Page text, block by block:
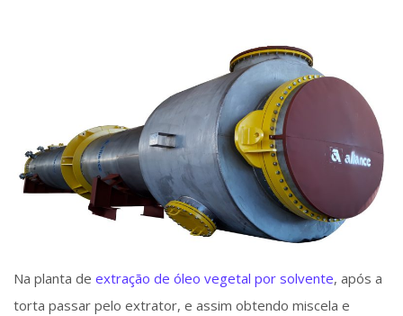
Na planta de extração de óleo vegetal por solvente, após a
torta passar pelo extrator, e assim obtendo miscela e